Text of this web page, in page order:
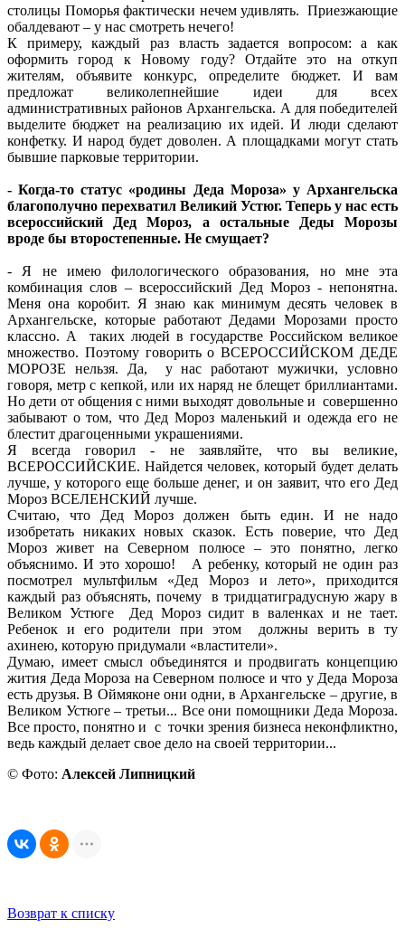
столицы Поморья фактически нечем удивлять. Приезжающие
обалдевают – у нас смотреть нечего!
К примеру, каждый раз власть задается вопросом: а как
оформить город к Новому году? Отдайте это на откуп
жителям, объявите конкурс, определите бюджет. И вам
предложат великолепнейшие идеи для всех
административных районов Архангельска. А для победителей
выделите бюджет на реализацию их идей. И люди сделают
конфетку. И народ будет доволен. А площадками могут стать
бывшие парковые территории.
- Когда-то статус «родины Деда Мороза» у Архангельска
благополучно перехватил Великий Устюг. Теперь у нас есть
всероссийский Дед Мороз, а остальные Деды Морозы
вроде бы второстепенные. Не смущает?
- Я не имею филологического образования, но мне эта
комбинация слов – всероссийский Дед Мороз - непонятна.
Меня она коробит. Я знаю как минимум десять человек в
Архангельске, которые работают Дедами Морозами просто
классно. А таких людей в государстве Российском великое
множество. Поэтому говорить о ВСЕРОССИЙСКОМ ДЕДЕ
МОРОЗЕ нельзя. Да, у нас работают мужички, условно
говоря, метр с кепкой, или их наряд не блещет бриллиантами.
Но дети от общения с ними выходят довольные и совершенно
забывают о том, что Дед Мороз маленький и одежда его не
блестит драгоценными украшениями.
Я всегда говорил - не заявляйте, что вы великие,
ВСЕРОССИЙСКИЕ. Найдется человек, который будет делать
лучше, у которого еще больше денег, и он заявит, что его Дед
Мороз ВСЕЛЕНСКИЙ лучше.
Считаю, что Дед Мороз должен быть един. И не надо
изобретать никаких новых сказок. Есть поверие, что Дед
Мороз живет на Северном полюсе – это понятно, легко
объяснимо. И это хорошо! А ребенку, который не один раз
посмотрел мультфильм «Дед Мороз и лето», приходится
каждый раз объяснять, почему в тридцатиградусную жару в
Великом Устюге Дед Мороз сидит в валенках и не тает.
Ребенок и его родители при этом должны верить в ту
ахинею, которую придумали «властители».
Думаю, имеет смысл объединятся и продвигать концепцию
жития Деда Мороза на Северном полюсе и что у Деда Мороза
есть друзья. В Оймяконе они одни, в Архангельске – другие, в
Великом Устюге – третьи... Все они помощники Деда Мороза.
Все просто, понятно и с точки зрения бизнеса неконфликтно,
ведь каждый делает свое дело на своей территории...
© Фото: Алексей Липницкий
Возврат к списку